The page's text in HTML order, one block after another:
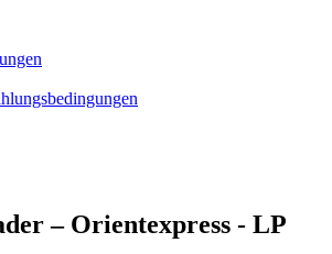
– Orientexpress - LP